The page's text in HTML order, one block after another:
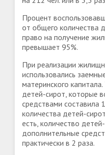
Процент
от общего количества
право на получение
превышает 95%.
При реализации
использовались
материнского
детей-сирот, которые
средствами составила
количества детей-
есть, количество
дополнительные
практически в 2 раза.